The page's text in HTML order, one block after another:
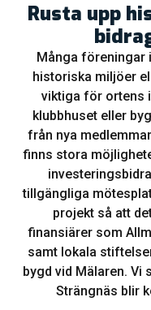
Rusta upp
Många föreningar
historiska miljöer
viktiga för ortens
klubbhuset eller
från nya
finns stora
tillgängliga
projekt så att
finansiärer som
samt lokala
bygd vid Mälaren. Vi
Strängnäs blir